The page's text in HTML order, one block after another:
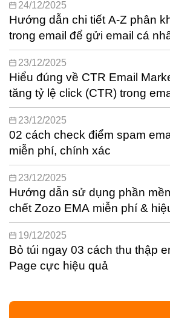
24/12/2025
Hướng dẫn chi tiết A-Z phân
trong email để gửi email cá
23/12/2025
Hiểu đúng về CTR Email
tăng tỷ lệ click (CTR) trong
23/12/2025
02 cách check điểm spam
miễn phí, chính xác
23/12/2025
Hướng dẫn sử dụng phần
chết Zozo EMA miễn phí &
19/12/2025
Bỏ túi ngay 03 cách thu thập
Page cực hiệu quả